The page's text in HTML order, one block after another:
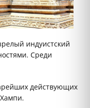
индуистский
Среди
действующих